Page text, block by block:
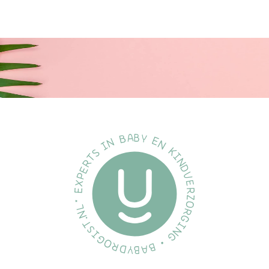
uw baby of peuter!
Herken je dit?
Herken je de struggle van een vieze en onhygiënische
kinderstoel na elke maaltijd? Dat is verleden tijd met de Dutsi
verhoogde rand om vlekken te voorkomen en is gemaakt van
veilig, duurzaam en kleurvast materiaal. Bestel nu en geniet van
een schone en hygiënische kinderstoel voor elke maaltijd!
Gebruiksinstructies
Gebruik onze Dutsi placemat op de ANTILOP kinderstoel van
IKEA. Leg de placemat op de zitting van de kinderstoel en zorg
ervoor dat de verhoogde randen aan de voorkant en aan de
zijkanten van de stoel zitten. De placemat blijft stevig op zijn plek